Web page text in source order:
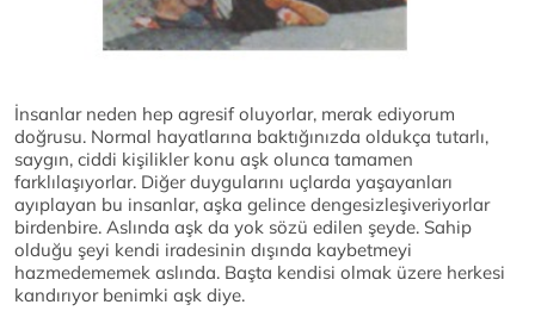
İnsanlar neden hep agresif oluyorlar, merak ediyorum
doğrusu. Normal hayatlarına baktığınızda oldukça tutarlı,
saygın, ciddi kişilikler konu aşk olunca tamamen
farklılaşıyorlar. Diğer duygularını uçlarda yaşayanları
ayıplayan bu insanlar, aşka gelince dengesizleşiveriyorlar
birdenbire. Aslında aşk da yok sözü edilen şeyde. Sahip
olduğu şeyi kendi iradesinin dışında kaybetmeyi
hazmedememek aslında. Başta kendisi olmak üzere herkesi
kandırıyor benimki aşk diye.